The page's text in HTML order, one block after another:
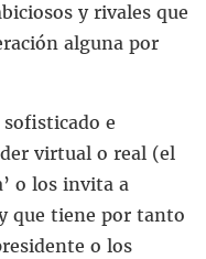
y rivales que
alguna por
e
virtual o real (el
o los invita a
que tiene por tanto
o los